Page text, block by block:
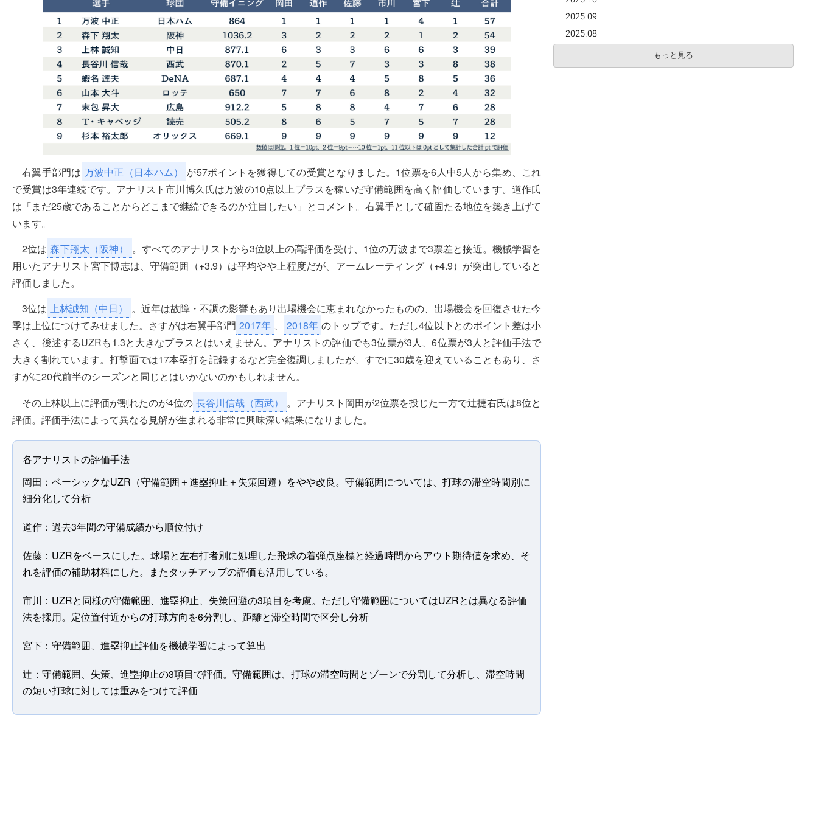
右翼手部門は 万波中正（日本ハム）
が57ポイントを獲得しての受賞となりました。1位票を6人中5人から集め、これ
で受賞は3年連続です。アナリスト市川博久氏は万波の10点以上プラスを稼いだ守備範囲を高く評価しています。道作氏
は「まだ25歳であることからどこまで継続できるのか注目したい」とコメント。右翼手として確固たる地位を築き上げて
います。
2位は 森下翔太（阪神）
。すべてのアナリストから3位以上の高評価を受け、1位の万波まで3票差と接近。機械学習を
用いたアナリスト宮下博志は、守備範囲（+3.9）は平均やや上程度だが、アームレーティング（+4.9）が突出していると
評価しました。
3位は 上林誠知（中日）
。近年は故障・不調の影響もあり出場機会に恵まれなかったものの、出場機会を回復させた今
季は上位につけてみせました。さすがは右翼手部門 2017年 、 2018年 のトップです。ただし4位以下とのポイント差は小
さく、後述するUZRも1.3と大きなプラスとはいえません。アナリストの評価でも3位票が3人、6位票が3人と評価手法で
大きく割れています。打撃面では17本塁打を記録するなど完全復調しましたが、すでに30歳を迎えていることもあり、さ
すがに20代前半のシーズンと同じとはいかないのかもしれません。
その上林以上に評価が割れたのが4位の 長谷川信哉（西武）
。アナリスト岡田が2位票を投じた一方で辻捷右氏は8位と
評価。評価手法によって異なる見解が生まれる非常に興味深い結果になりました。
各アナリストの評価手法
岡田：ベーシックなUZR（守備範囲＋進塁抑止＋失策回避）をやや改良。守備範囲については、打球の滞空時間別に
細分化して分析
道作：過去3年間の守備成績から順位付け
佐藤：UZRをベースにした。球場と左右打者別に処理した飛球の着弾点座標と経過時間からアウト期待値を求め、そ
れを評価の補助材料にした。またタッチアップの評価も活用している。
市川：UZRと同様の守備範囲、進塁抑止、失策回避の3項目を考慮。ただし守備範囲についてはUZRとは異なる評価
法を採用。定位置付近からの打球方向を6分割し、距離と滞空時間で区分し分析
宮下：守備範囲、進塁抑止評価を機械学習によって算出
辻：守備範囲、失策、進塁抑止の3項目で評価。守備範囲は、打球の滞空時間とゾーンで分割して分析し、滞空時間
の短い打球に対しては重みをつけて評価
2025.09
2025.08
もっと見る